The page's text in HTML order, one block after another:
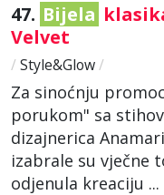
47. Bijela
Velvet
/ Style&Glow/
Za sinoćnju
porukom" sa
dizajnerica
izabrale su vječne
odjenula kreaciju ...